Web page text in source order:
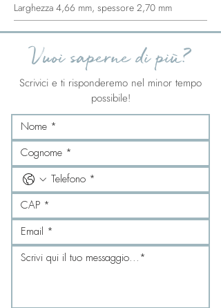
Larghezza 4,66 mm, spessore 2,70 mm
Vuoi saperne di più?
Scrivici e ti risponderemo nel minor tempo
possibile!